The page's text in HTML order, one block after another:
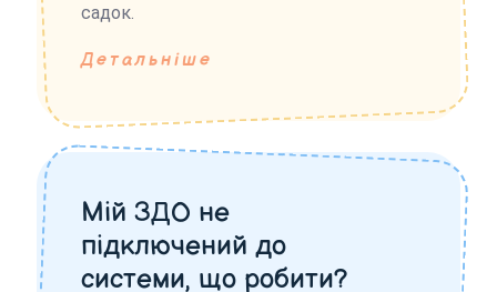
садок.
Детальніше
Мій ЗДО не
підключений до
системи, що робити?